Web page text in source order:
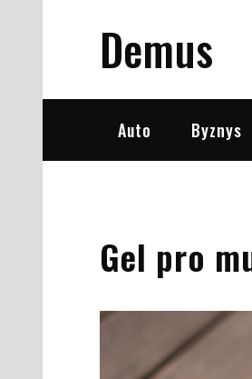
Demus
Auto Byznys
Gel pro